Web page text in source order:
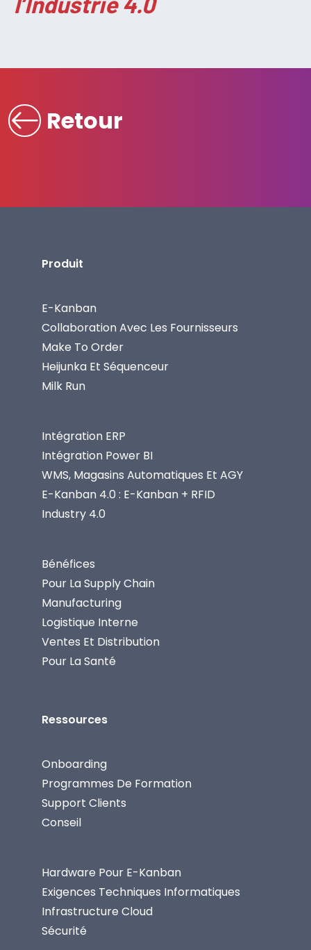
Retour
Produit
E-Kanban
Collaboration Avec Les Fournisseurs
Make To Order
Heijunka Et Séquenceur
Milk Run
Intégration ERP
Intégration Power BI
WMS, Magasins Automatiques Et AGY
E-Kanban 4.0 : E-Kanban + RFID
Industry 4.0
Bénéfices
Pour La Supply Chain
Manufacturing
Logistique Interne
Ventes Et Distribution
Pour La Santé
Ressources
Onboarding
Programmes De Formation
Support Clients
Conseil
Hardware Pour E-Kanban
Exigences Techniques Informatiques
Infrastructure Cloud
Sécurité